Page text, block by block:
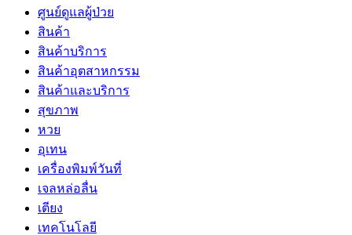
ศูนย์ดูแลผู้ป่วย
สินค้า
สินค้าบริการ
สินค้าอุตสาหกรรม
สินค้าและบริการ
สุขภาพ
หวย
อุเทน
เครื่องพิมพ์วันที่
เจลหล่อลื่น
เตียง
เทคโนโลยี